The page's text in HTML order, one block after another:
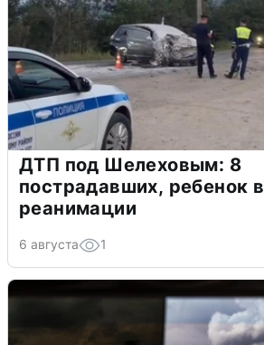
ДТП под Шелеховым: 8
пострадавших, ребенок в
реанимации
6 августа 1